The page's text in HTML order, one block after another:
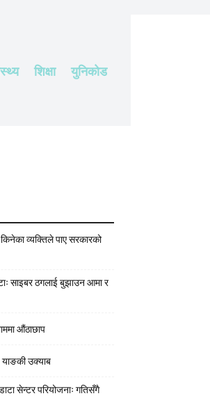
शिक्षा युनिकोड
व्यक्तिले पाए सरकारको
साइबर ठगलाई बुझाउन आमा र
औंठाछाप
याङकी उक्याब
सेन्टर परियोजनाः गतिसँगै